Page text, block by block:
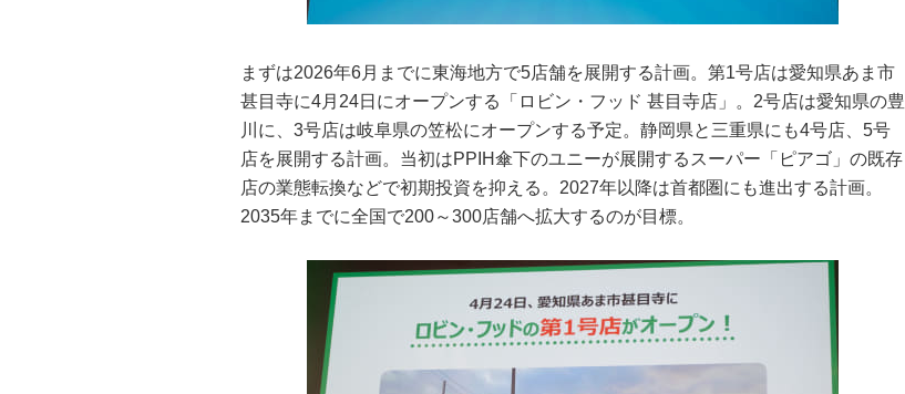
まずは2026年6月までに東海地方で5店舗を展開する計画。第1号店は愛知県あま市
甚目寺に4月24日にオープンする「ロビン・フッド 甚目寺店」。2号店は愛知県の豊
川に、3号店は岐阜県の笠松にオープンする予定。静岡県と三重県にも4号店、5号
店を展開する計画。当初はPPIH傘下のユニーが展開するスーパー「ピアゴ」の既存
店の業態転換などで初期投資を抑える。2027年以降は首都圏にも進出する計画。
2035年までに全国で200～300店舗へ拡大するのが目標。